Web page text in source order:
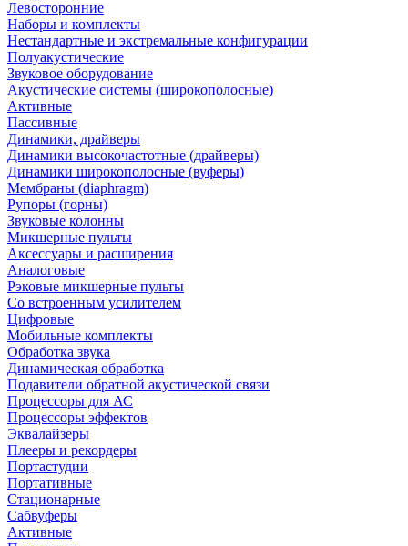
Левосторонние
Наборы и комплекты
Нестандартные и экстремальные конфигурации
Полуакустические
Звуковое оборудование
Акустические системы (широкополосные)
Активные
Пассивные
Динамики, драйверы
Динамики высокочастотные (драйверы)
Динамики широкополосные (вуферы)
Мембраны (diaphragm)
Рупоры (горны)
Звуковые колонны
Микшерные пульты
Аксессуары и расширения
Аналоговые
Рэковые микшерные пульты
Со встроенным усилителем
Цифровые
Мобильные комплекты
Обработка звука
Динамическая обработка
Подавители обратной акустической связи
Процессоры для АС
Процессоры эффектов
Эквалайзеры
Плееры и рекордеры
Портастудии
Портативные
Стационарные
Сабвуферы
Активные